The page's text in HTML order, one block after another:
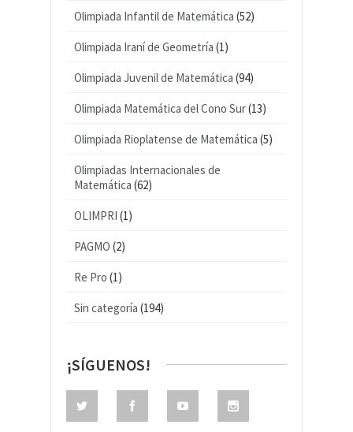
Olimpiada Infantil de Matemática (52)
Olimpiada Iraní de Geometría (1)
Olimpiada Juvenil de Matemática (94)
Olimpiada Matemática del Cono Sur(13)
Olimpiada Rioplatense de Matemática (5)
Olimpiadas Internacionales de
Matemática (62)
OLIMPRI (1)
PAGMO (2)
Re Pro (1)
Sin categoría (194)
¡SÍGUENOS!